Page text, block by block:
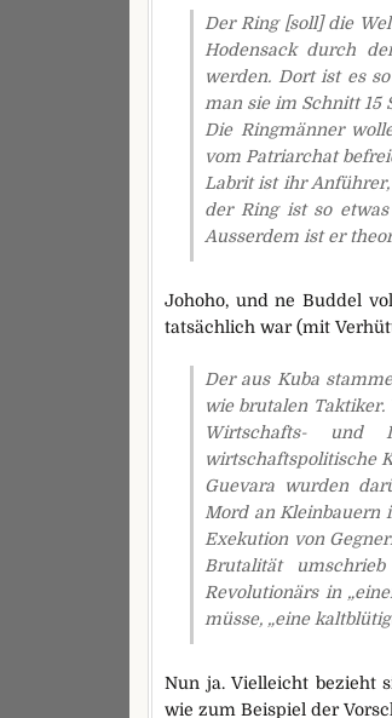
Der Ring [soll] die
Hodensack durch
werden. Dort ist es
man sie im Schnitt 15
Die Ringmänner
vom Patriarchat
Labrit ist ihr
der Ring ist so
Ausserdem ist er
Johoho, und ne Buddel
tatsächlich war (mit
Der aus Kuba
wie brutalen
Wirtschafts- und
wirtschaftspolitische
Guevara wurden
Mord an Kleinbauern
Exekution von
Brutalität
Revolutionärs in
müsse, „eine
Nun ja. Vielleicht bezieht
wie zum Beispiel der